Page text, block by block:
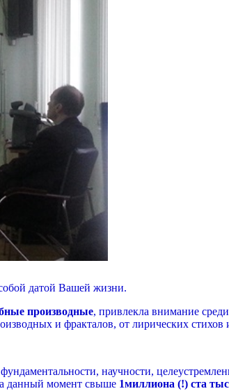
датой Вашей жизни.
производные, привлекла внимание
и фракталов, от лирических
научности,
данный момент свыше 1миллиона (!) ста